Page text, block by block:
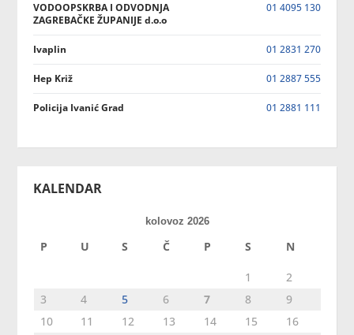
VODOOPSKRBA I ODVODNJA
ZAGREBAČKE ŽUPANIJE d.o.o
01 4095 130
Ivaplin 01 2831 270
Hep Križ 01 2887 555
Policija Ivanić Grad 01 2881 111
KALENDAR
kolovoz 2026
P U S Č P S N
1
2
3
4 5 6 7 8
9
10
11 12 13 14 15
16